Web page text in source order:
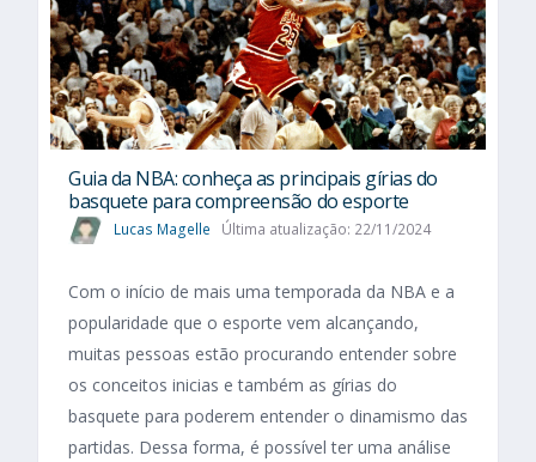
Guia da NBA: conheça as principais gírias do
basquete para compreensão do esporte
Lucas Magelle Última atualização: 22/11/2024
Com o início de mais uma temporada da NBA e a
popularidade que o esporte vem alcançando,
muitas pessoas estão procurando entender sobre
os conceitos inicias e também as gírias do
basquete para poderem entender o dinamismo das
partidas. Dessa forma, é possível ter uma análise